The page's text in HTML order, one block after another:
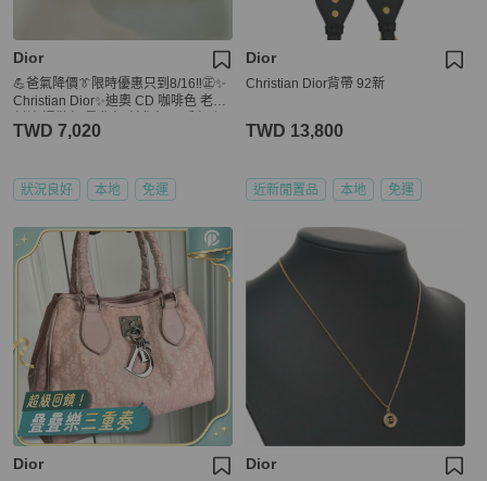
Dior
💪爸氣降價👔限時優惠只到8/16‼️㊣✨
Christian Dior✨迪奧 CD 咖啡色 老花
證正品🌳二手樹屋🌳
TWD 7,020
狀況良好 本地 免運
Dior
Christian Dior背帶 92新
TWD 13,800
近新閒置品 本地 免運
Dior Dior